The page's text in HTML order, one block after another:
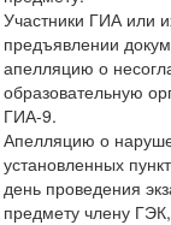
Участники ГИА или
предъявлении
апелляцию о
образовательную
ГИА-9.
Апелляцию о
установленных
день проведения
предмету члену